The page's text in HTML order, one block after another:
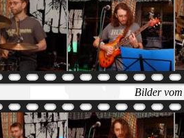
Bilder